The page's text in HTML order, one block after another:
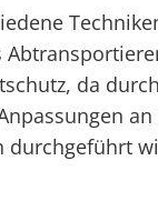
da